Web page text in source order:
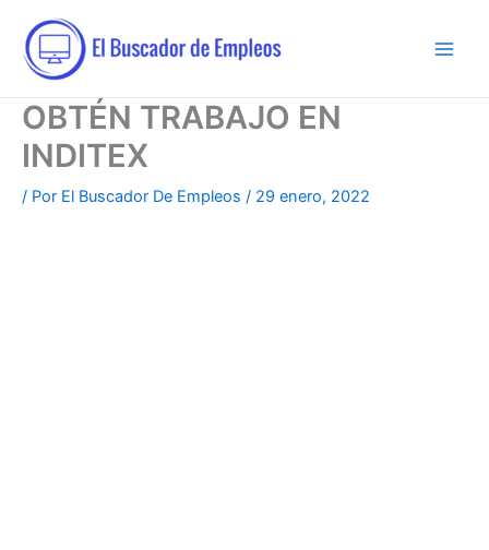
contenido
OBTÉN TRABAJO EN
INDITEX
/ Por El Buscador De Empleos / 29 enero, 2022